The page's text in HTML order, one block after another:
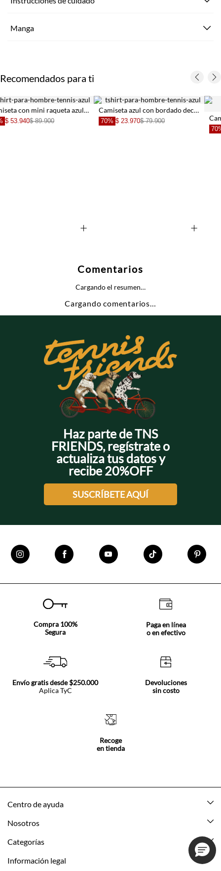
Manga
Recomendados para ti
Camiseta azul con bordado decorativo para hombre
70% $ 23.970$ 79.900 Camiseta Regular fit con estampado para hombre
Comentarios
Cargando el resumen…
Cargando comentarios…
Haz parte de TNS
FRIENDS, regístrate o
actualiza tus datos y
recibe 20%OFF
SUSCRÍBETE AQUÍ
Compra 100%
Segura
Paga en línea
o en efectivo
Envío gratis desde $250.000
Aplica TyC
Devoluciones
sin costo
Recoge
en tienda
Centro de ayuda
Mis pedidos
Nosotros
Acerca de Tennis
Categorías
Nuevo
Información legal